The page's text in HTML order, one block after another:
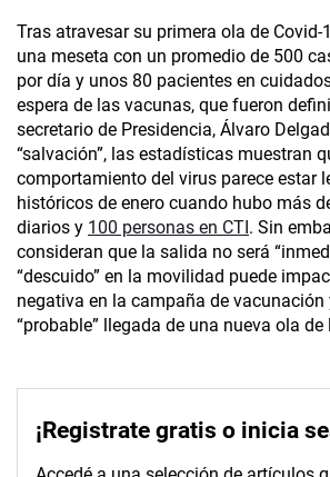
Tras atravesar su primera ola de Covid-
una meseta con un promedio de 500
por día y unos 80 pacientes en
espera de las vacunas, que fueron
secretario de Presidencia, Álvaro
“salvación”, las estadísticas muestran
comportamiento del virus parece estar
históricos de enero cuando hubo más
diarios y 100 personas en CTI. Sin
consideran que la salida no será
“descuido” en la movilidad puede
negativa en la campaña de vacunación
“probable” llegada de una nueva ola
¡Registrate gratis o inicia